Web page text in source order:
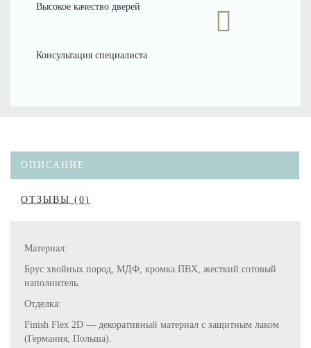
Высокое качество дверей
Консультация специалиста
ОПИСАНИЕ
ОТЗЫВЫ (0)
Материал:
Брус хвойных пород, МДФ, кромка ПВХ, жесткий сотовый
наполнитель.
Отделка:
Finish Flex 2D — декоративный материал с защитным лаком
(Германия, Польша).